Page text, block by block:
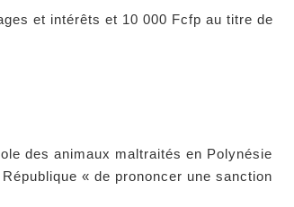
et intérêts et 10 000 Fcfp au titre de
des animaux maltraités en Polynésie
« de prononcer une sanction